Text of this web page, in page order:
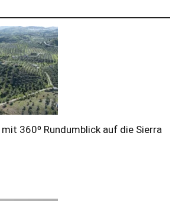
360º Rundumblick auf die Sierra